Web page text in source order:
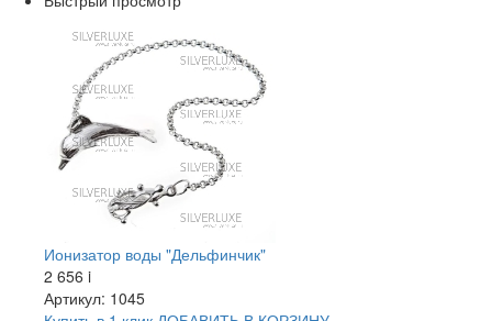
Ионизатор воды "Дельфинчик"
2 656 i
Артикул: 1045